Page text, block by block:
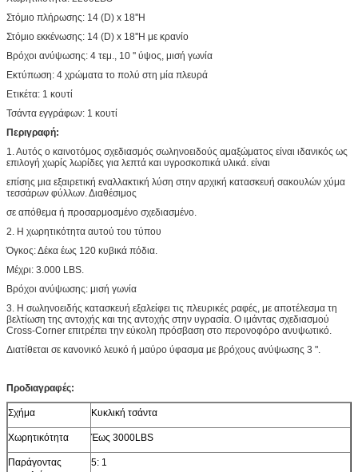
Στόμιο πλήρωσης: 14 (D) x 18''H
Στόμιο εκκένωσης: 14 (D) x 18''H με κρανίο
Βρόχοι ανύψωσης: 4 τεμ., 10 '' ύψος, μισή γωνία
Εκτύπωση: 4 χρώματα το πολύ στη μία πλευρά
Ετικέτα: 1 κουτί
Τσάντα εγγράφων: 1 κουτί
Περιγραφή:
1. Αυτός ο καινοτόμος σχεδιασμός σωληνοειδούς αμαξώματος είναι ιδανικός ως
επιλογή χωρίς λωρίδες για λεπτά και υγροσκοπικά υλικά. είναι
επίσης μια εξαιρετική εναλλακτική λύση στην αρχική κατασκευή σακουλών χύμα
τεσσάρων φύλλων. Διαθέσιμος
σε απόθεμα ή προσαρμοσμένο σχεδιασμένο.
2. Η χωρητικότητα αυτού του τύπου
Όγκος: Δέκα έως 120 κυβικά πόδια.
Μέχρι: 3.000 LBS.
Βρόχοι ανύψωσης: μισή γωνία
3. Η σωληνοειδής κατασκευή εξαλείφει τις πλευρικές ραφές, με αποτέλεσμα τη
βελτίωση της αντοχής και της αντοχής στην υγρασία. Ο ιμάντας σχεδιασμού
Cross-Corner επιτρέπει την εύκολη πρόσβαση στο περονοφόρο ανυψωτικό.
Διατίθεται σε κανονικό λευκό ή μαύρο ύφασμα με βρόχους ανύψωσης 3 ".
Προδιαγραφές:
Σχήμα Κυκλική τσάντα
Χωρητικότητα Έως 3000LBS
Παράγοντας
5: 1